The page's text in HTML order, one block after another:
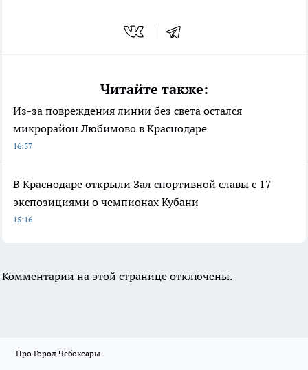
Читайте также:
Из-за повреждения линии без света остался
микрорайон Любимово в Краснодаре
16:57
В Краснодаре открыли Зал спортивной славы с 17
экспозициями о чемпионах Кубани
15:16
Комментарии на этой странице отключены.
Про Город Чебоксары